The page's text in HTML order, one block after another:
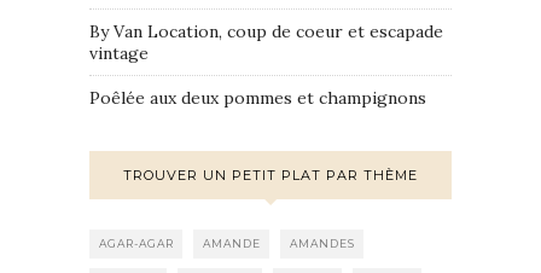
By Van Location, coup de coeur et escapade
vintage
Poêlée aux deux pommes et champignons
TROUVER UN PETIT PLAT PAR THÈME
AGAR-AGAR AMANDE AMANDES